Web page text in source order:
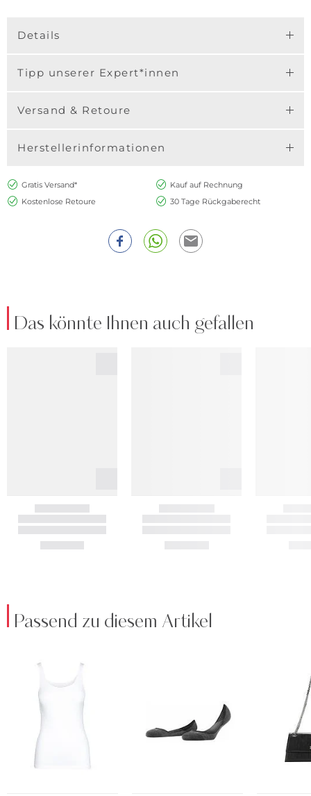
Details
Tipp unserer Expert*innen
Versand & Retoure
Herstellerinformationen
Gratis Versand*
Kauf auf Rechnung
Kostenlose Retoure
30 Tage Rückgaberecht
Das könnte Ihnen auch gefallen
Passend zu diesem Artikel